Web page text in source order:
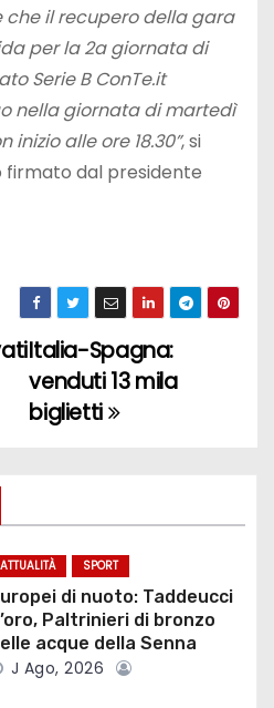
che il recupero della gara
per la 2a giornata di
Serie B ConTe.it
nella giornata di martedì
inizio alle ore 18.30”, si
firmato dal presidente
Italia-Spagna:
venduti 13 mila
biglietti
ATTUALITÀ SPORT
di nuoto: Taddeucci
Paltrinieri di bronzo
acque della Senna
J Ago, 2026